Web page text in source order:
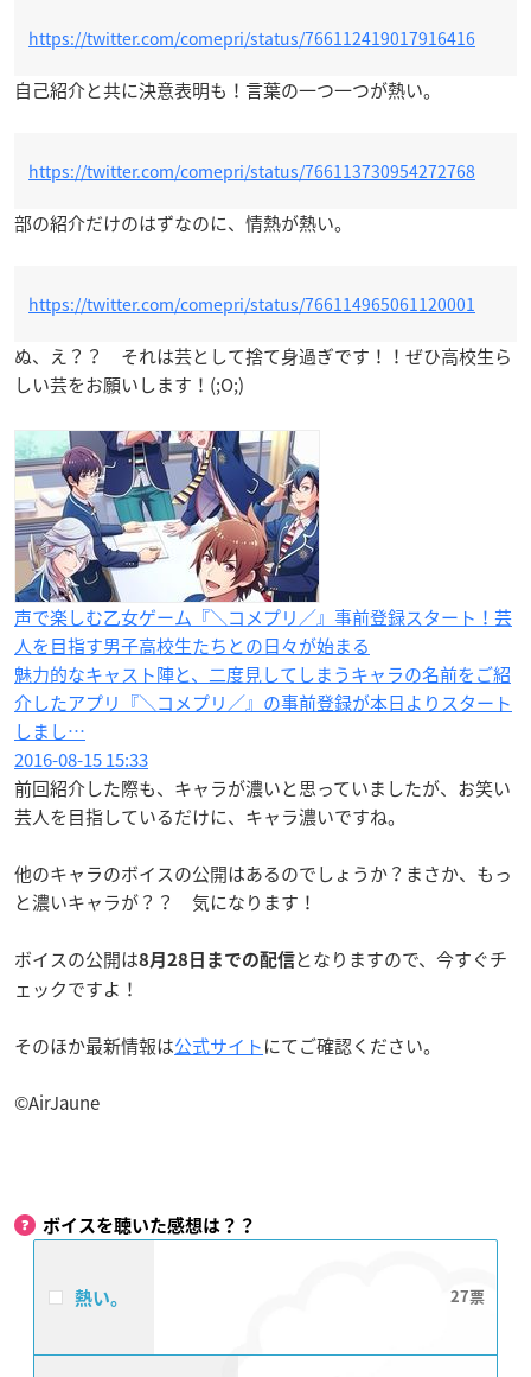
https://twitter.com/comepri/status/766112419017916416
自己紹介と共に決意表明も！言葉の一つ一つが熱い。
https://twitter.com/comepri/status/766113730954272768
部の紹介だけのはずなのに、情熱が熱い。
https://twitter.com/comepri/status/766114965061120001
ぬ、え？？ それは芸として捨て身過ぎです！！ぜひ高校生ら
しい芸をお願いします！(;O;)
声で楽しむ乙女ゲーム『＼コメプリ／』事前登録スタート！芸
人を目指す男子高校生たちとの日々が始まる
魅力的なキャスト陣と、二度見してしまうキャラの名前をご紹
介したアプリ『＼コメプリ／』の事前登録が本日よりスタート
しまし…
2016-08-15 15:33
前回紹介した際も、キャラが濃いと思っていましたが、お笑い
芸人を目指しているだけに、キャラ濃いですね。
他のキャラのボイスの公開はあるのでしょうか？まさか、もっ
と濃いキャラが？？ 気になります！
ボイスの公開は8月28日までの配信となりますので、今すぐチ
ェックですよ！
そのほか最新情報は公式サイトにてご確認ください。
©AirJaune
ボイスを聴いた感想は？？
熱い。 27